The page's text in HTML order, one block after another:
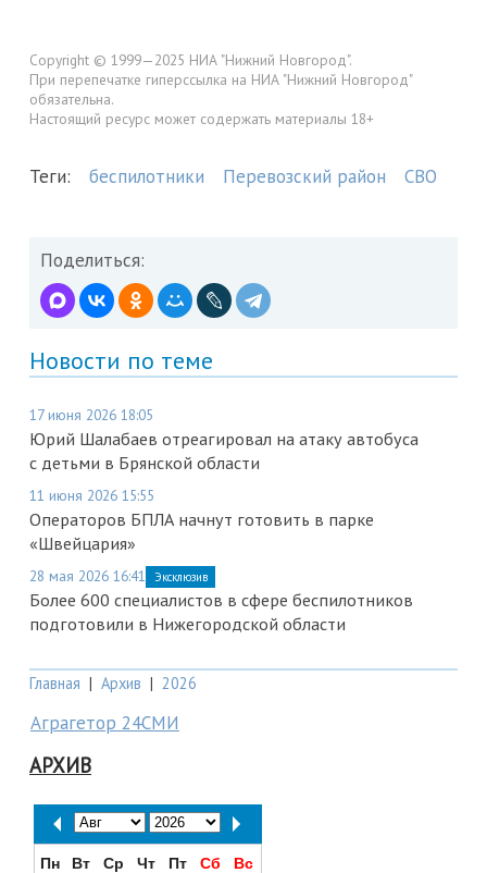
Copyright © 1999—2025 НИА "Нижний Новгород".
При перепечатке гиперссылка на НИА "Нижний Новгород"
обязательна.
Настоящий ресурс может содержать материалы 18+
Теги: беспилотники Перевозский район СВО
Поделиться:
Новости по теме
17 июня 2026 18:05
Юрий Шалабаев отреагировал на атаку автобуса
с детьми в Брянской области
11 июня 2026 15:55
Операторов БПЛА начнут готовить в парке
«Швейцария»
28 мая 2026 16:41 Эксклюзив
Более 600 специалистов в сфере беспилотников
подготовили в Нижегородской области
Главная | Архив | 2026
Аграгетор 24СМИ
АРХИВ
Пн Вт Ср Чт Пт Сб
Вс